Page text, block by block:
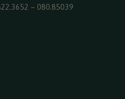
– 080.85039